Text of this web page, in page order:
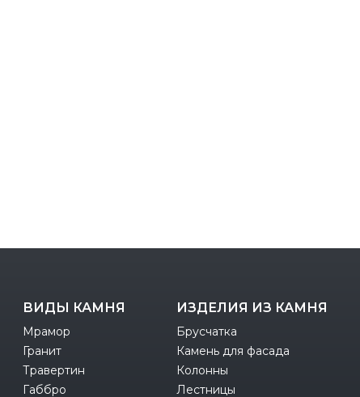
ВИДЫ КАМНЯ
Мрамор
Гранит
Травертин
Габбро
ИЗДЕЛИЯ ИЗ КАМНЯ
Брусчатка
Камень для фасада
Колонны
Лестницы